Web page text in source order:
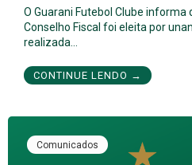
O Guarani Futebol Clube informa
Conselho Fiscal foi eleita por
realizada…
CONTINUE LENDO →
Comunicados